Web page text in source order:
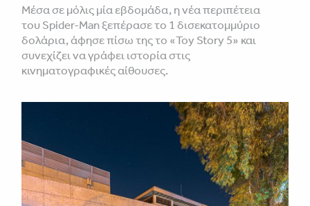
Μέσα σε μόλις μία εβδομάδα, η νέα περιπέτεια
του Spider-Man ξεπέρασε το 1 δισεκατομμύριο
δολάρια, άφησε πίσω της το «Toy Story 5» και
συνεχίζει να γράφει ιστορία στις
κινηματογραφικές αίθουσες.